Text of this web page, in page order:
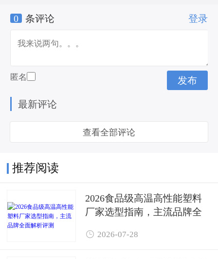
材0 条评论 登录
匿名
最新评论
查看全部评论
推荐阅读
2026食品级高温高性能塑料
厂家选型指南，主流品牌全
 2026-07-28